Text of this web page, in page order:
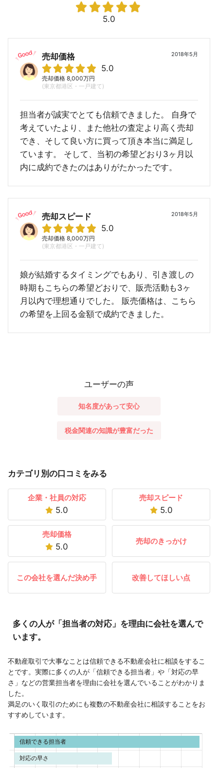
5.0
2018年5月
売却価格
5.0
売却価格 8,000万円
(東京都港区・一戸建て)
担当者が誠実でとても信頼できました。 自身で
考えていたより、また他社の査定より高く売却
でき、そして良い方に買って頂き本当に満足し
ています。 そして、当初の希望どおり3ヶ月以
内に成約できたのはありがたかったです。
2018年5月
売却スピード
5.0
売却価格 8,000万円
(東京都港区・一戸建て)
娘が結婚するタイミングでもあり、引き渡しの
時期もこちらの希望どおりで、販売活動も3ヶ
月以内で理想通りでした。 販売価格は、こちら
の希望を上回る金額で成約できました。
ユーザーの声
知名度があって安心
税金関連の知識が豊富だった
カテゴリ別の口コミをみる
企業・社員の対応
5.0
売却スピード
5.0
売却価格
5.0
売却のきっかけ
この会社を選んだ決め手 改善してほしい点
多くの人が「担当者の対応」を理由に会社を選んで
います。
不動産取引で大事なことは信頼できる不動産会社に相談をするこ
とです。実際に多くの人が「信頼できる担当者」や「対応の早
さ」などの営業担当者を理由に会社を選んでいることがわかりま
した。
満足のいく取引のためにも複数の不動産会社に相談することをお
すすめしています。